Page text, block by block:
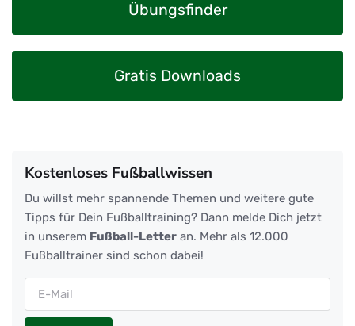
Übungsfinder
Gratis Downloads
Kostenloses Fußballwissen
Du willst mehr spannende Themen und weitere gute
Tipps für Dein Fußballtraining? Dann melde Dich jetzt
in unserem Fußball-Letter an. Mehr als 12.000
Fußballtrainer sind schon dabei!